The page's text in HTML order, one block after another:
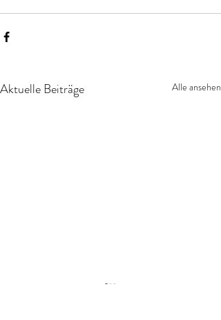
Aktuelle Beiträge Alle ansehen